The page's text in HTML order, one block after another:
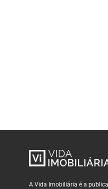
A Vida Imobiliária é a